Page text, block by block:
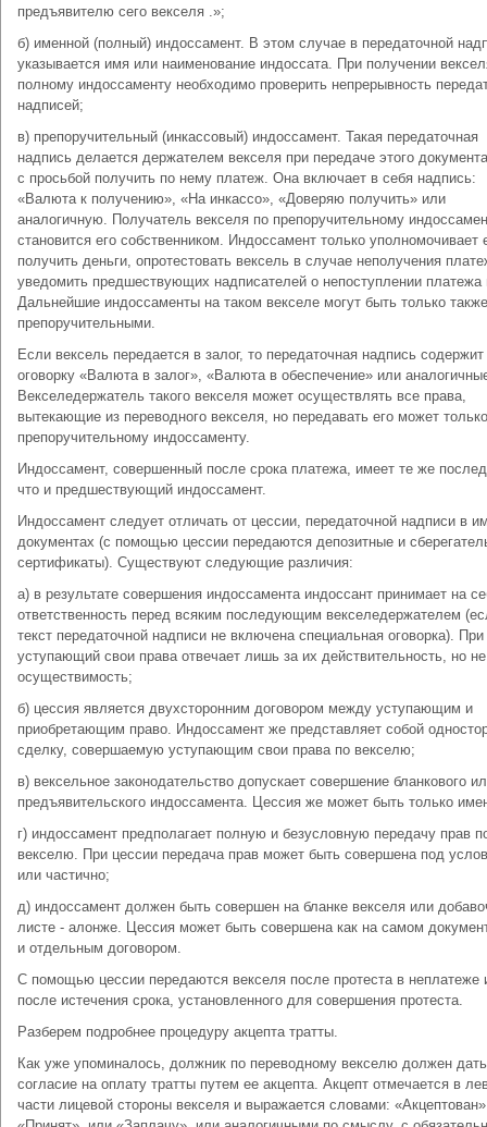
предъявителю сего векселя .»;
б) именной (полный) индоссамент. В этом случае в передаточной
указывается имя или наименование индоссата. При получении
полному индоссаменту необходимо проверить непрерывность
надписей;
в) препоручительный (инкассовый) индоссамент. Такая передаточная
надпись делается держателем векселя при передаче этого
с просьбой получить по нему платеж. Она включает в себя надпись:
«Валюта к получению», «На инкассо», «Доверяю получить» или
аналогичную. Получатель векселя по препоручительному
становится его собственником. Индоссамент только уполномочивает
получить деньги, опротестовать вексель в случае неполучения
уведомить предшествующих надписателей о непоступлении платежа
Дальнейшие индоссаменты на таком векселе могут быть только также
препоручительными.
Если вексель передается в залог, то передаточная надпись содержит
оговорку «Валюта в залог», «Валюта в обеспечение» или
Векселедержатель такого векселя может осуществлять все права,
вытекающие из переводного векселя, но передавать его может
препоручительному индоссаменту.
Индоссамент, совершенный после срока платежа, имеет те же
что и предшествующий индоссамент.
Индоссамент следует отличать от цессии, передаточной надписи в
документах (с помощью цессии передаются депозитные и
сертификаты). Существуют следующие различия:
а) в результате совершения индоссамента индоссант принимает на
ответственность перед всяким последующим векселедержателем
текст передаточной надписи не включена специальная оговорка).
уступающий свои права отвечает лишь за их действительность, но
осуществимость;
б) цессия является двухсторонним договором между уступающим и
приобретающим право. Индоссамент же представляет собой
сделку, совершаемую уступающим свои права по векселю;
в) вексельное законодательство допускает совершение бланкового
предъявительского индоссамента. Цессия же может быть только
г) индоссамент предполагает полную и безусловную передачу прав
векселю. При цессии передача прав может быть совершена под
или частично;
д) индоссамент должен быть совершен на бланке векселя или
листе - алонже. Цессия может быть совершена как на самом
и отдельным договором.
С помощью цессии передаются векселя после протеста в неплатеже
после истечения срока, установленного для совершения протеста.
Разберем подробнее процедуру акцепта тратты.
Как уже упоминалось, должник по переводному векселю должен дать
согласие на оплату тратты путем ее акцепта. Акцепт отмечается в
части лицевой стороны векселя и выражается словами: